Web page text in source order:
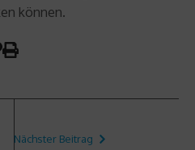
können.
Nächster Beitrag